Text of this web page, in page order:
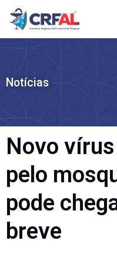
Ir
para
Notícias
Novo
pelo
pode
breve